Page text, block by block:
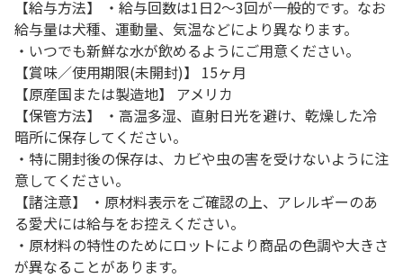
【給与方法】 ・給与回数は1日2～3回が一般的です。なお
給与量は犬種、運動量、気温などにより異なります。
・いつでも新鮮な水が飲めるようにご用意ください。
【賞味／使用期限(未開封)】 15ヶ月
【原産国または製造地】 アメリカ
【保管方法】 ・高温多湿、直射日光を避け、乾燥した冷
暗所に保存してください。
・特に開封後の保存は、カビや虫の害を受けないように注
意してください。
【諸注意】 ・原材料表示をご確認の上、アレルギーのあ
る愛犬には給与をお控えください。
・原材料の特性のためにロットにより商品の色調や大きさ
が異なることがあります。